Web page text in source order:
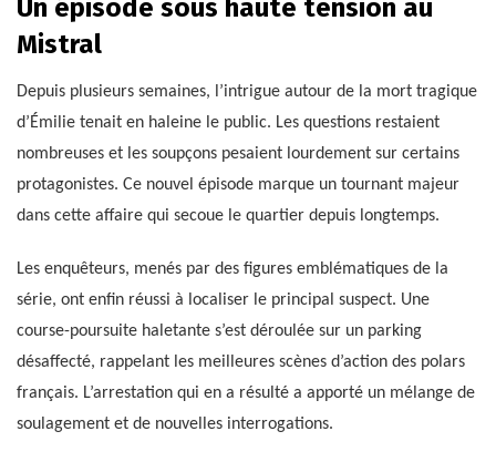
Un épisode sous haute tension au
Mistral
Depuis plusieurs semaines, l’intrigue autour de la mort tragique
d’Émilie tenait en haleine le public. Les questions restaient
nombreuses et les soupçons pesaient lourdement sur certains
protagonistes. Ce nouvel épisode marque un tournant majeur
dans cette affaire qui secoue le quartier depuis longtemps.
Les enquêteurs, menés par des figures emblématiques de la
série, ont enfin réussi à localiser le principal suspect. Une
course-poursuite haletante s’est déroulée sur un parking
désaffecté, rappelant les meilleures scènes d’action des polars
français. L’arrestation qui en a résulté a apporté un mélange de
soulagement et de nouvelles interrogations.